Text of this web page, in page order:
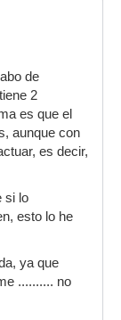
de
2
es que el
aunque con
es decir,
si lo
esto lo he
ya que
.......... no